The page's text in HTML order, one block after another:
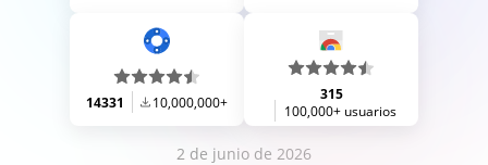
14331 10,000,000+
315
100,000+ usuarios
2 de junio de 2026